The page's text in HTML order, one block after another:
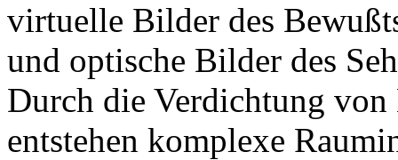
virtuelle Bilder des
und optische Bilder des
Durch die Verdichtung
entstehen komplexe